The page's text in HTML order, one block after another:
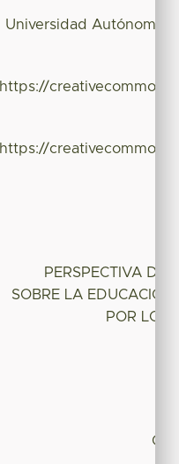
Universidad Autónoma
https://
https://
PERSPECTIVA DE
SOBRE LA
POR LOS